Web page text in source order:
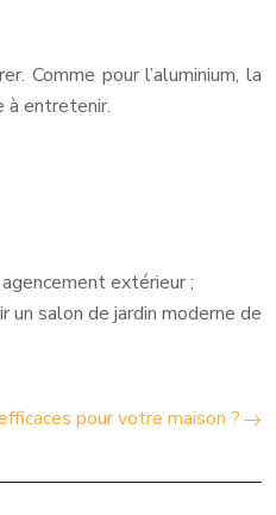
Comme pour l’aluminium, la
à entretenir.
extérieur ;
salon de jardin moderne de
pour votre maison ?